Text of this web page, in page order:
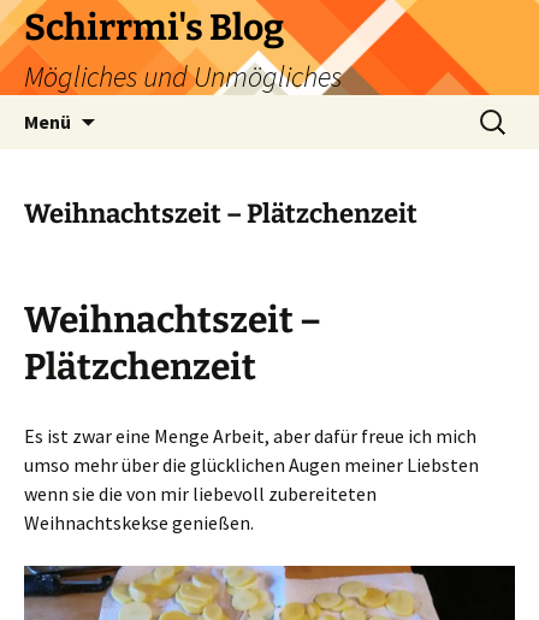
Zum
Inhalt
springen
Schirrmi's Blog
Mögliches und Unmögliches
Menü
Suchen
nach:
Weihnachtszeit – Plätzchenzeit
Weihnachtszeit –
Plätzchenzeit
Es ist zwar eine Menge Arbeit, aber dafür freue ich mich
umso mehr über die glücklichen Augen meiner Liebsten
wenn sie die von mir liebevoll zubereiteten
Weihnachtskekse genießen.